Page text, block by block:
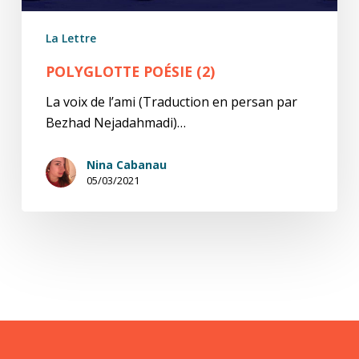
La Lettre
POLYGLOTTE POÉSIE (2)
La voix de l’ami (Traduction en persan par
Bezhad Nejadahmadi)…
Nina Cabanau
05/03/2021